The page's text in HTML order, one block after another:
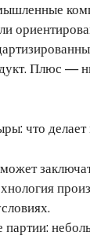
Плюс —
что